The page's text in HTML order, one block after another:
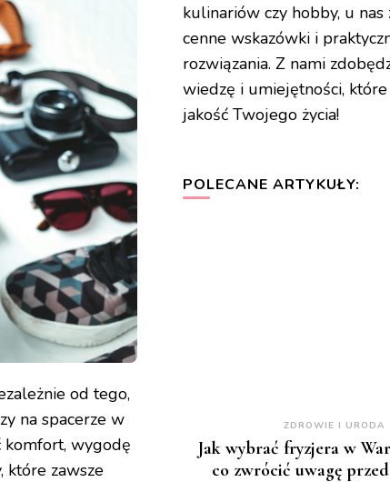
od tego,
na spacerze w
komfort, wygodę
które zawsze
kulinariów czy hobby, u nas
cenne wskazówki i
rozwiązania. Z nami
wiedzę i umiejętności,
jakość Twojego życia!
POLECANE ARTYKUŁY:
ZDROWIE I URODA
Jak wybrać fryzjera w
co zwrócić uwagę